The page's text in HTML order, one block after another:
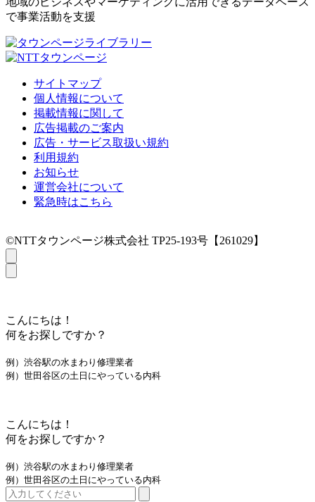
で事業活動を支援
サイトマップ
個人情報について
掲載情報に関して
広告掲載のご案内
広告・サービス取扱い規約
利用規約
お知らせ
運営会社について
緊急時はこちら
©NTTタウンページ株式会社 TP25-193号【261029】
こんにちは！
何をお探しですか？
例）渋谷駅の水まわり修理業者
例）世田谷区の土日にやっている内科
こんにちは！
何をお探しですか？
例）渋谷駅の水まわり修理業者
例）世田谷区の土日にやっている内科